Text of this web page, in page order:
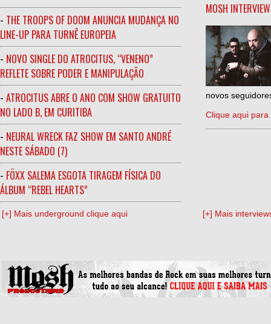
- THE TROOPS OF DOOM ANUNCIA MUDANÇA NO
LINE-UP PARA TURNÊ EUROPEIA
- NOVO SINGLE DO ATROCITUS, “VENENO”
REFLETE SOBRE PODER E MANIPULAÇÃO
- ATROCITUS ABRE O ANO COM SHOW GRATUITO
NO LADO B, EM CURITIBA
- NEURAL WRECK FAZ SHOW EM SANTO ANDRÉ
NESTE SÁBADO (7)
- FÖXX SALEMA ESGOTA TIRAGEM FÍSICA DO
ÁLBUM “REBEL HEARTS”
MOSH
novos
Clique aqui para
[+] Mais underground clique aqui [+] Mais